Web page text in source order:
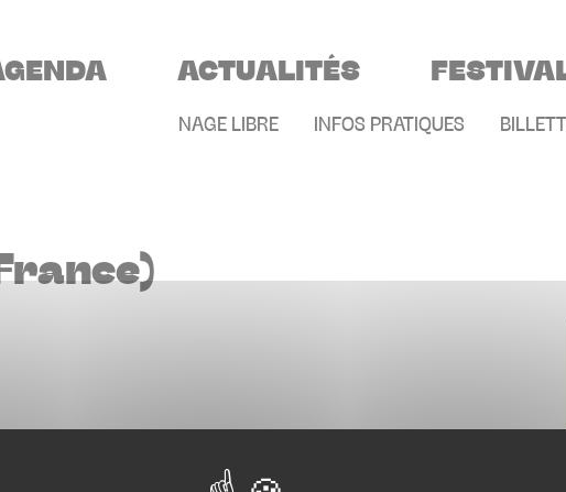
PRINCIPALE
ACTUALITÉS
MENU SECONDAIRE
NAGE LIBRE INFOS PRATIQUES